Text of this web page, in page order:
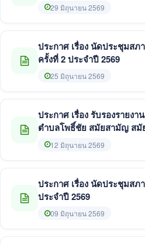
มิถุนายน 2569
29 มิถุนายน 2569
ประกาศ เรื่อง นัดประชุมส
ครั้งที่ 2 ประจำปี 2569
25 มิถุนายน 2569
ประกาศ เรื่อง รับรองรายง
ตำบลโพธิ์ชัย สมัยสามัญ สมั
256912 มิถุนายน 2569
ประกาศ เรื่อง นัดประชุมส
ประจำปี 2569
09 มิถุนายน 2569